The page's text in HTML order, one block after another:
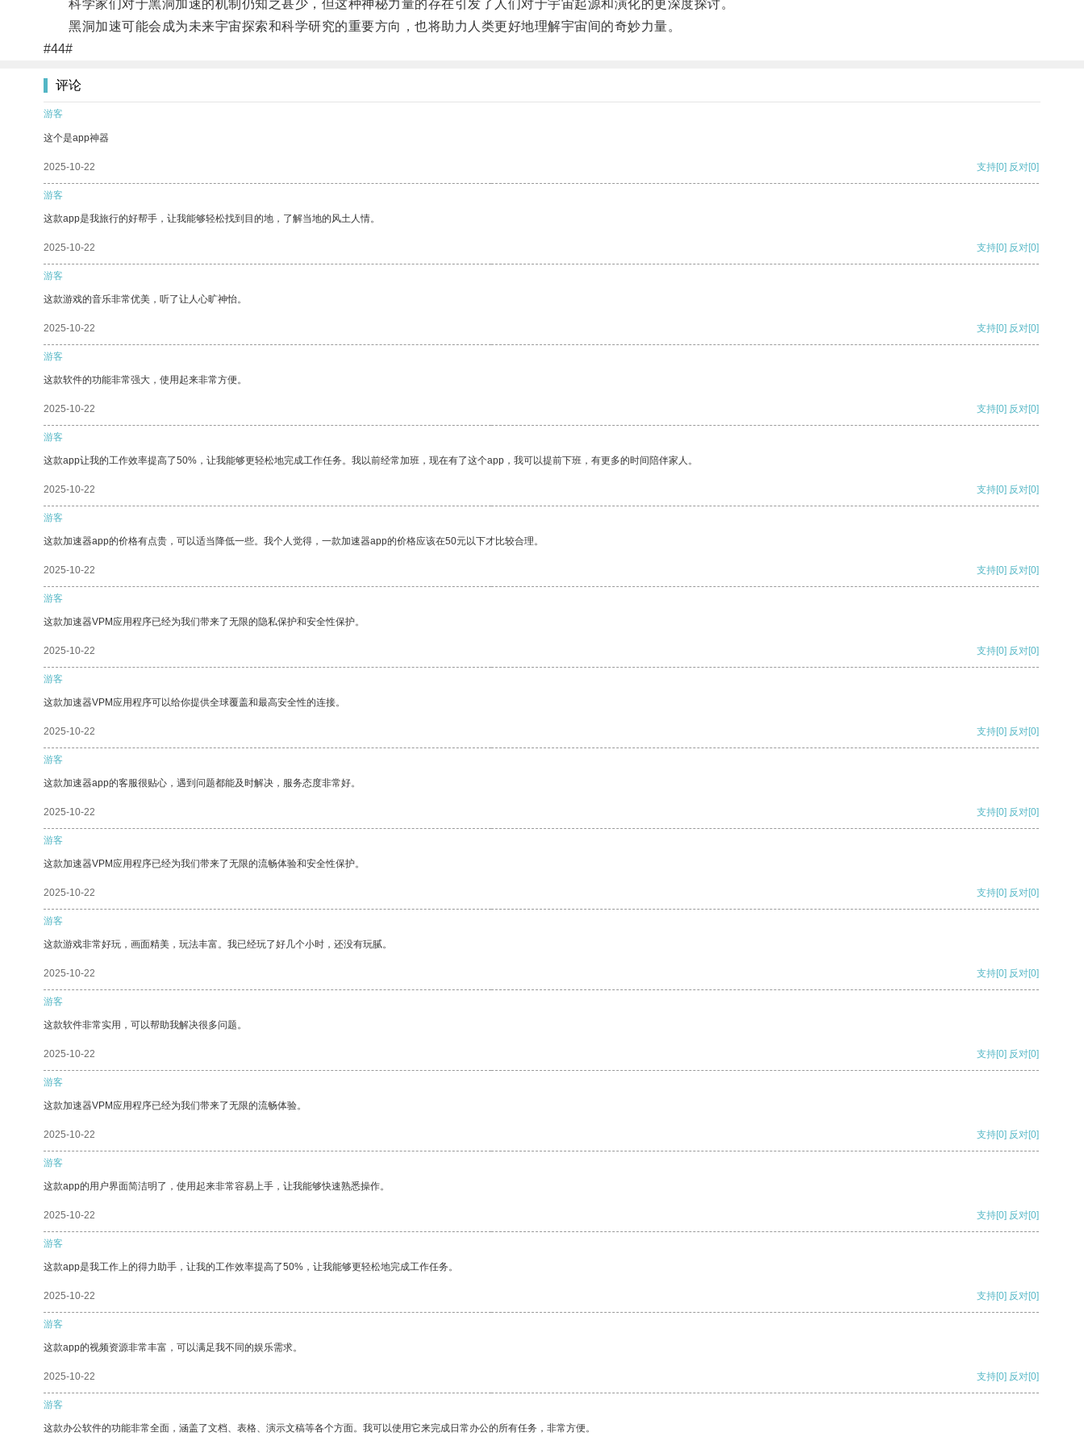
科学家们对于黑洞加速的机制仍知之甚少，但这种神秘力量的存在引发了人们对于宇宙起源和演化的更深度探讨。
黑洞加速可能会成为未来宇宙探索和科学研究的重要方向，也将助力人类更好地理解宇宙间的奇妙力量。
#44#
评论
游客
这个是app神器
2025-10-22 支持[0] 反对[0]
游客
这款app是我旅行的好帮手，让我能够轻松找到目的地，了解当地的风土人情。
2025-10-22 支持[0] 反对[0]
游客
这款游戏的音乐非常优美，听了让人心旷神怡。
2025-10-22 支持[0] 反对[0]
游客
这款软件的功能非常强大，使用起来非常方便。
2025-10-22 支持[0] 反对[0]
游客
这款app让我的工作效率提高了50%，让我能够更轻松地完成工作任务。我以前经常加班，现在有了这个app，我可以提前下班，有更多的时间陪伴家人。
2025-10-22 支持[0] 反对[0]
游客
这款加速器app的价格有点贵，可以适当降低一些。我个人觉得，一款加速器app的价格应该在50元以下才比较合理。
2025-10-22 支持[0] 反对[0]
游客
这款加速器VPM应用程序已经为我们带来了无限的隐私保护和安全性保护。
2025-10-22 支持[0] 反对[0]
游客
这款加速器VPM应用程序可以给你提供全球覆盖和最高安全性的连接。
2025-10-22 支持[0] 反对[0]
游客
这款加速器app的客服很贴心，遇到问题都能及时解决，服务态度非常好。
2025-10-22 支持[0] 反对[0]
游客
这款加速器VPM应用程序已经为我们带来了无限的流畅体验和安全性保护。
2025-10-22 支持[0] 反对[0]
游客
这款游戏非常好玩，画面精美，玩法丰富。我已经玩了好几个小时，还没有玩腻。
2025-10-22 支持[0] 反对[0]
游客
这款软件非常实用，可以帮助我解决很多问题。
2025-10-22 支持[0] 反对[0]
游客
这款加速器VPM应用程序已经为我们带来了无限的流畅体验。
2025-10-22 支持[0] 反对[0]
游客
这款app的用户界面简洁明了，使用起来非常容易上手，让我能够快速熟悉操作。
2025-10-22 支持[0] 反对[0]
游客
这款app是我工作上的得力助手，让我的工作效率提高了50%，让我能够更轻松地完成工作任务。
2025-10-22 支持[0] 反对[0]
游客
这款app的视频资源非常丰富，可以满足我不同的娱乐需求。
2025-10-22 支持[0] 反对[0]
游客
这款办公软件的功能非常全面，涵盖了文档、表格、演示文稿等各个方面。我可以使用它来完成日常办公的所有任务，非常方便。